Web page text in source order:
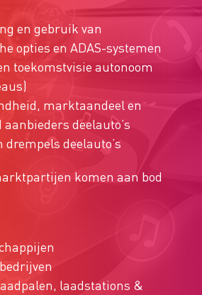
en gebruik van
opties en ADAS-systemen
toekomstvisie autonoom
marktaandeel en
deelauto’s
drempels deelauto’s
komen aan bod
laadstations &